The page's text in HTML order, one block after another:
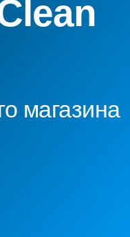
магазина